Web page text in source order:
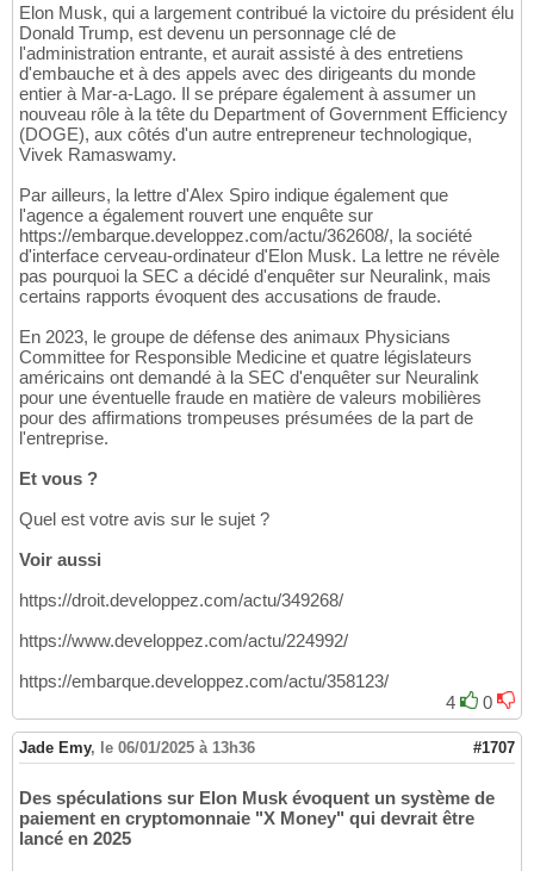
Elon Musk, qui a largement contribué la victoire du président élu
Donald Trump, est devenu un personnage clé de
l'administration entrante, et aurait assisté à des entretiens
d'embauche et à des appels avec des dirigeants du monde
entier à Mar-a-Lago. Il se prépare également à assumer un
nouveau rôle à la tête du Department of Government Efficiency
(DOGE), aux côtés d'un autre entrepreneur technologique,
Vivek Ramaswamy.
Par ailleurs, la lettre d'Alex Spiro indique également que
l'agence a également rouvert une enquête sur
https://embarque.developpez.com/actu/362608/, la société
d'interface cerveau-ordinateur d'Elon Musk. La lettre ne révèle
pas pourquoi la SEC a décidé d'enquêter sur Neuralink, mais
certains rapports évoquent des accusations de fraude.
En 2023, le groupe de défense des animaux Physicians
Committee for Responsible Medicine et quatre législateurs
américains ont demandé à la SEC d'enquêter sur Neuralink
pour une éventuelle fraude en matière de valeurs mobilières
pour des affirmations trompeuses présumées de la part de
l'entreprise.
Et vous ?
Quel est votre avis sur le sujet ?
Voir aussi
https://droit.developpez.com/actu/349268/
https://www.developpez.com/actu/224992/
https://embarque.developpez.com/actu/358123/
4
0
Jade Emy, le 06/01/2025 à 13h36 #1707
Des spéculations sur Elon Musk évoquent un système de
paiement en cryptomonnaie "X Money" qui devrait être
lancé en 2025